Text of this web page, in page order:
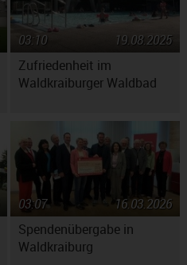
Zufriedenheit im
Waldkraiburger Waldbad
19.08.2025
03:10
Spendenübergabe in
Waldkraiburg
16.03.2026
03:07